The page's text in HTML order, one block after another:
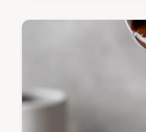
Maîtrisez le Panier
guide précis. Inclut
erreurs courantes
chronométrage